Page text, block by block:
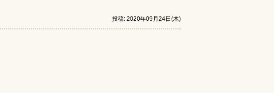
投稿: 2020年09月24日(木)